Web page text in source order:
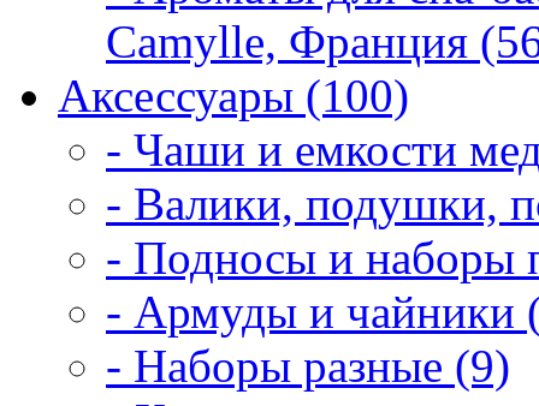
Camylle, Франция
Аксессуары (100)
- Чаши и емкости
- Валики, подушки,
- Подносы и наборы
- Армуды и чайники
- Наборы разные (9)